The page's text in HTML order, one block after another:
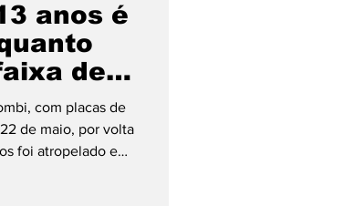
anos é
de
com placas de
de maio, por volta
foi atropelado e